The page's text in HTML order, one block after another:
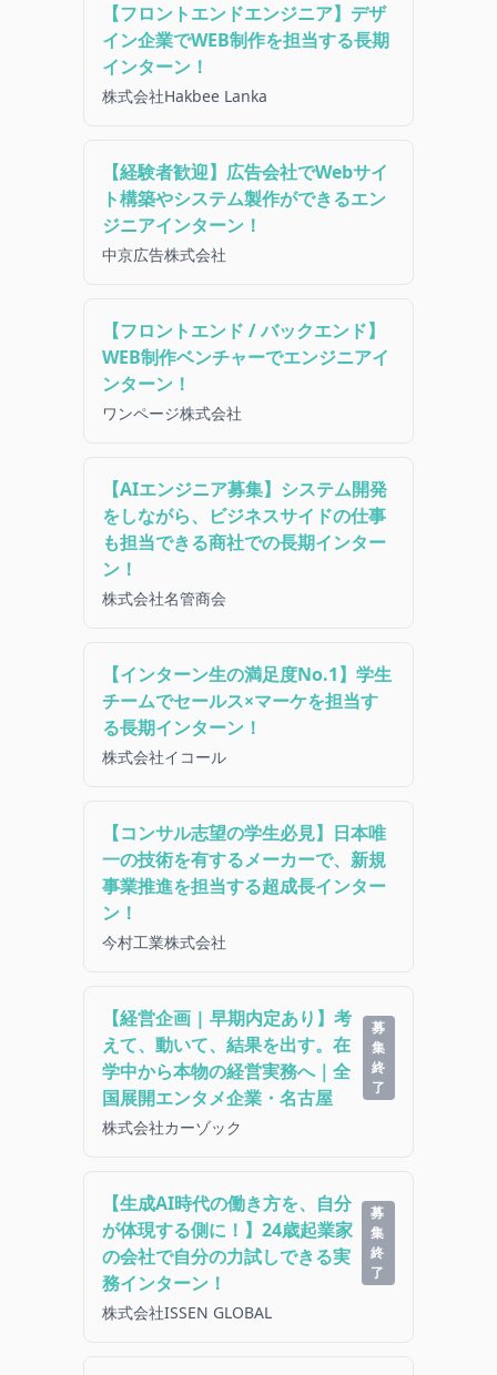
【フロントエンドエンジニア】デザ
イン企業でWEB制作を担当する長期
インターン！
株式会社Hakbee Lanka
【経験者歓迎】広告会社でWebサイ
ト構築やシステム製作ができるエン
ジニアインターン！
中京広告株式会社
【フロントエンド / バックエンド】
WEB制作ベンチャーでエンジニアイ
ンターン！
ワンページ株式会社
【AIエンジニア募集】システム開発
をしながら、ビジネスサイドの仕事
も担当できる商社での長期インター
ン！
株式会社名管商会
【インターン生の満足度No.1】学生
チームでセールス×マーケを担当す
る長期インターン！
株式会社イコール
【コンサル志望の学生必見】日本唯
一の技術を有するメーカーで、新規
事業推進を担当する超成長インター
ン！
今村工業株式会社
【経営企画 | 早期内定あり】考
えて、動いて、結果を出す。在
学中から本物の経営実務へ｜全
国展開エンタメ企業・名古屋
募
集
終
了
株式会社カーゾック
【生成AI時代の働き方を、自分
が体現する側に！】24歳起業家
の会社で自分の力試しできる実
務インターン！
募
集
終
了
株式会社ISSEN GLOBAL